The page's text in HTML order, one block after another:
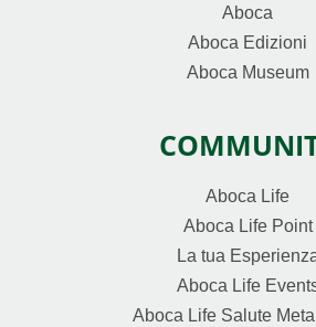
Aboca
Aboca Edizioni
Aboca Museum
Aboca Life
Aboca Life Point
La tua
Aboca Life
Aboca Life Salute